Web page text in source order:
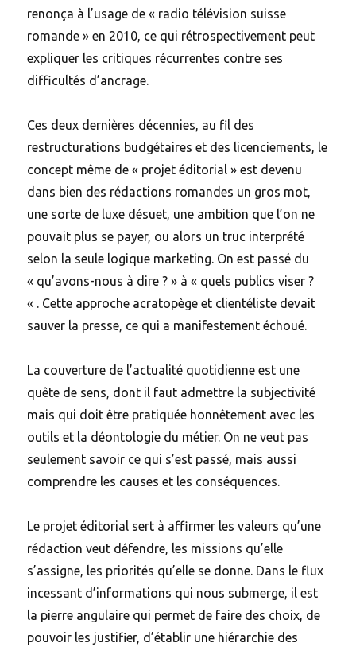
renonça à l’usage de « radio télévision suisse
romande » en 2010, ce qui rétrospectivement peut
expliquer les critiques récurrentes contre ses
difficultés d’ancrage.
Ces deux dernières décennies, au fil des
restructurations budgétaires et des licenciements, le
concept même de « projet éditorial » est devenu
dans bien des rédactions romandes un gros mot,
une sorte de luxe désuet, une ambition que l’on ne
pouvait plus se payer, ou alors un truc interprété
selon la seule logique marketing. On est passé du
« qu’avons-nous à dire ? » à « quels publics viser ?
« . Cette approche acratopège et clientéliste devait
sauver la presse, ce qui a manifestement échoué.
La couverture de l’actualité quotidienne est une
quête de sens, dont il faut admettre la subjectivité
mais qui doit être pratiquée honnêtement avec les
outils et la déontologie du métier. On ne veut pas
seulement savoir ce qui s’est passé, mais aussi
comprendre les causes et les conséquences.
Le projet éditorial sert à affirmer les valeurs qu’une
rédaction veut défendre, les missions qu’elle
s’assigne, les priorités qu’elle se donne. Dans le flux
incessant d’informations qui nous submerge, il est
la pierre angulaire qui permet de faire des choix, de
pouvoir les justifier, d’établir une hiérarchie des